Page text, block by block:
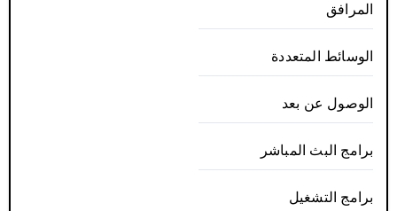
المرافق
الوسائط المتعددة
الوصول عن بعد
برامج البث المباشر
برامج التشغيل